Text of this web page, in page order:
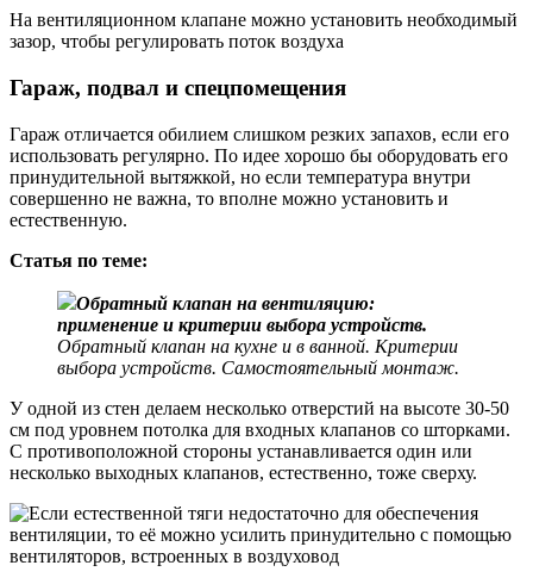
На вентиляционном клапане можно установить необходимый
зазор, чтобы регулировать поток воздуха
Гараж, подвал и спецпомещения
Гараж отличается обилием слишком резких запахов, если его
использовать регулярно. По идее хорошо бы оборудовать его
принудительной вытяжкой, но если температура внутри
совершенно не важна, то вполне можно установить и
естественную.
Статья по теме:
Обратный клапан на вентиляцию:
применение и критерии выбора устройств.
Обратный клапан на кухне и в ванной. Критерии
выбора устройств. Самостоятельный монтаж.
У одной из стен делаем несколько отверстий на высоте 30-50
см под уровнем потолка для входных клапанов со шторками.
С противоположной стороны устанавливается один или
несколько выходных клапанов, естественно, тоже сверху.